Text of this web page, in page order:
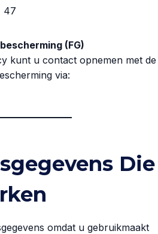
47
(FG)
kunt u contact opnemen met de
via:
Die
omdat u gebruikmaakt